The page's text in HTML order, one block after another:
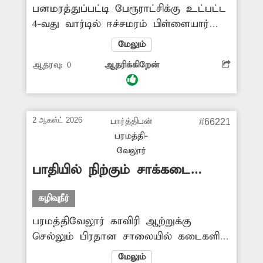
நடவடிக்கை எடுக்கலாமே!
பனமரத்துப்பட்டி பேரூராட்சிக்கு உட்பட்ட
4-வது வார்டில் ஈச்சமரம் பிள்ளையார்
கோவிலில் இருந்து செட்டியார் தெரு
வழியாக பழனி ஆண்டவர் கோவில்
பிரதான சாலையில் சாக்கடை கால்வாய்
அமைத்து, அப்பகுதியில் கான்கிரீட்
புதியதாக போடப்பட்டது. அப்போது
கால்வாய் மீது கான்கிரீட் சிலாப் போட்டு
மூடாமல் விட்டுவிட்டனர். இதனால்
கால்வாய் திறந்து கிடப்பதால், அந்த
வழியாக செல்லும் பொதுமக்கள்
கால்வாயில் தவறி விழும் அபாயமும்
உள்ளது. எனவே கால்வாய் மீது
கான்கிரீட் சிலாப் போட்டு மூட
வேண்டும்.
மேலும்
ஆதரவு: 0 ஆதரிக்கிறேன்
2 ஆகஸ்ட் 2026
பார்த்திபன்
பரமத்தி-
வேலூர்
#66221
பாதியில் நிற்கும் சாக்கடை
அமைக்கும் பணி
கழிவுநீர்
பரமத்திவேலூர் காவிரி ஆற்றுக்கு
செல்லும் பிரதான சாலையில் கடைகளின்
முன்பு இருந்த ஆக்கிரமிப்புகள்
மேலும்